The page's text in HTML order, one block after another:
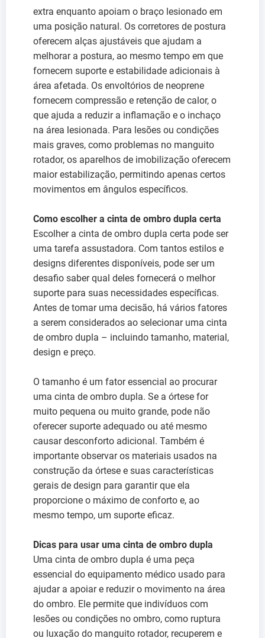
extra enquanto apoiam o braço lesionado em
uma posição natural. Os corretores de postura
oferecem alças ajustáveis que ajudam a
melhorar a postura, ao mesmo tempo em que
fornecem suporte e estabilidade adicionais à
área afetada. Os envoltórios de neoprene
fornecem compressão e retenção de calor, o
que ajuda a reduzir a inflamação e o inchaço
na área lesionada. Para lesões ou condições
mais graves, como problemas no manguito
rotador, os aparelhos de imobilização oferecem
maior estabilização, permitindo apenas certos
movimentos em ângulos específicos.
Como escolher a cinta de ombro dupla certa
Escolher a cinta de ombro dupla certa pode ser
uma tarefa assustadora. Com tantos estilos e
designs diferentes disponíveis, pode ser um
desafio saber qual deles fornecerá o melhor
suporte para suas necessidades específicas.
Antes de tomar uma decisão, há vários fatores
a serem considerados ao selecionar uma cinta
de ombro dupla – incluindo tamanho, material,
design e preço.
O tamanho é um fator essencial ao procurar
uma cinta de ombro dupla. Se a órtese for
muito pequena ou muito grande, pode não
oferecer suporte adequado ou até mesmo
causar desconforto adicional. Também é
importante observar os materiais usados na
construção da órtese e suas características
gerais de design para garantir que ela
proporcione o máximo de conforto e, ao
mesmo tempo, um suporte eficaz.
Dicas para usar uma cinta de ombro dupla
Uma cinta de ombro dupla é uma peça
essencial do equipamento médico usado para
ajudar a apoiar e reduzir o movimento na área
do ombro. Ele permite que indivíduos com
lesões ou condições no ombro, como ruptura
ou luxação do manguito rotador, recuperem e